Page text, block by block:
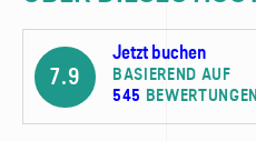
7.9
Jetzt buchen
BASIEREND AUF
545 BEWERTUNGEN